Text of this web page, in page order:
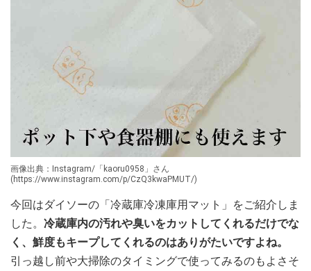
画像出典：Instagram/「kaoru0958」さん
(https://www.instagram.com/p/CzQ3kwaPMUT/)
今回はダイソーの「冷蔵庫冷凍庫用マット」をご紹介しま
した。 冷蔵庫内の汚れや臭いをカットしてくれるだけでな
く、鮮度もキープしてくれるのはありがたいですよね。
引っ越し前や大掃除のタイミングで使ってみるのもよさそ